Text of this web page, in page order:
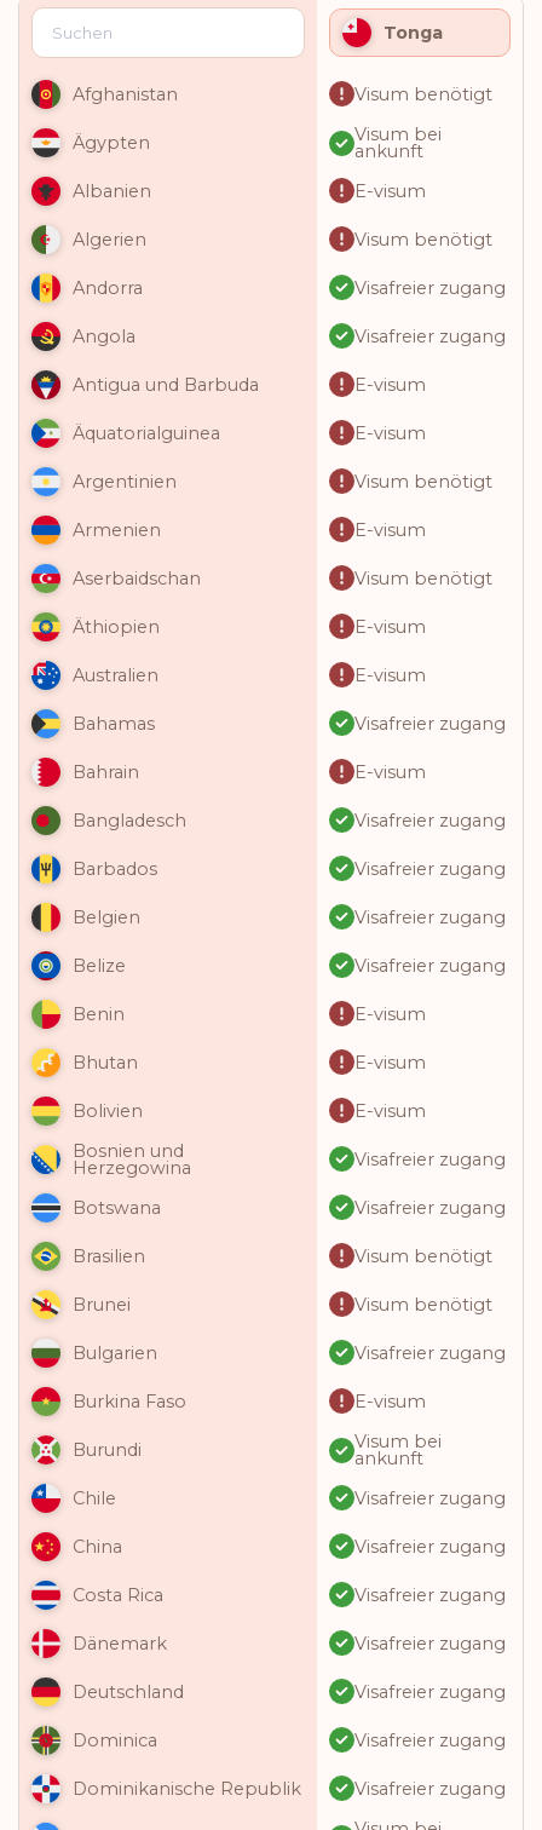
Tonga
Afghanistan Visum benötigt
Ägypten Visum bei
ankunft
Albanien
E-visum
Algerien Visum benötigt
Andorra Visafreier zugang
Angola Visafreier zugang
Antigua und Barbuda E-visum
Äquatorialguinea E-visum
Argentinien Visum benötigt
Armenien E-visum
Aserbaidschan Visum benötigt
Äthiopien E-visum
Australien E-visum
Bahamas Visafreier zugang
Bahrain E-visum
Bangladesch Visafreier zugang
Barbados Visafreier zugang
Belgien Visafreier zugang
Belize Visafreier zugang
Benin E-visum
Bhutan E-visum
Bolivien
E-visum
Bosnien und
Herzegowina Visafreier zugang
Botswana Visafreier zugang
Brasilien Visum benötigt
Brunei Visum benötigt
Bulgarien Visafreier zugang
Burkina Faso E-visum
Burundi Visum bei
ankunft
Chile
Visafreier zugang
China Visafreier zugang
Costa Rica Visafreier zugang
Dänemark Visafreier zugang
Deutschland Visafreier zugang
Dominica Visafreier zugang
Dominikanische Republik Visafreier zugang